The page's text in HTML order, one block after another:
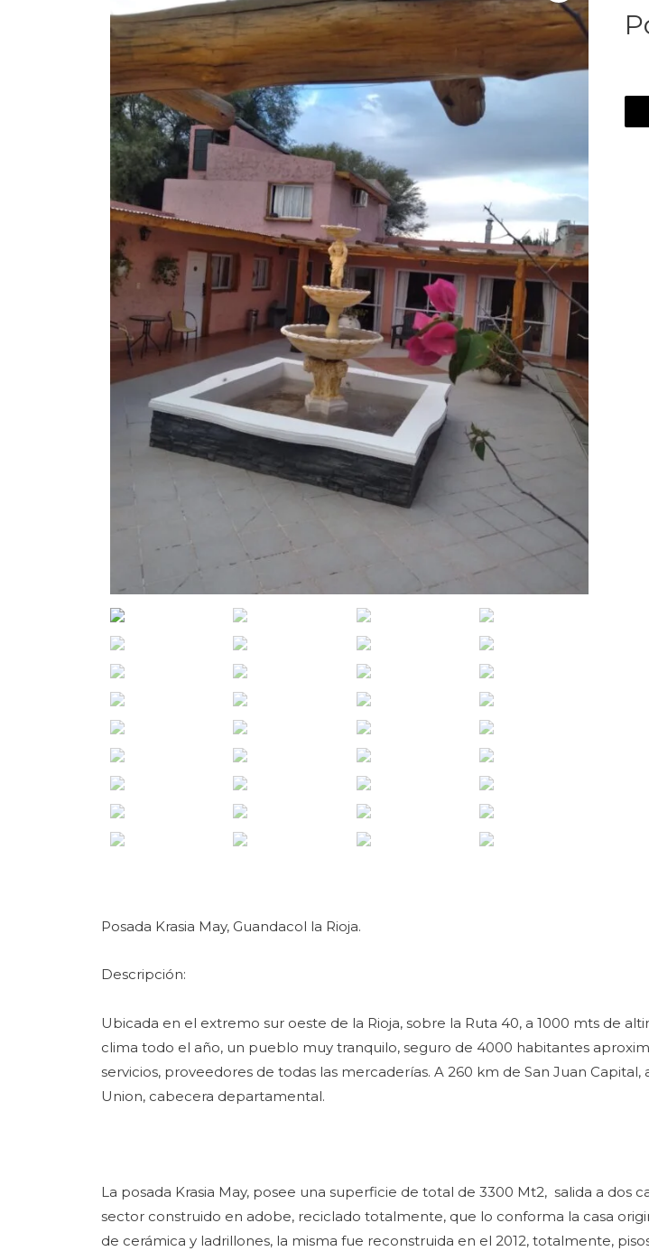
Posada Krasia May, Guandacol la Rioja.
Descripción:
Ubicada en el extremo sur oeste de la Rioja, sobre la Ruta 40, a 1000 mts de
clima todo el año, un pueblo muy tranquilo, seguro de 4000 habitantes
servicios, proveedores de todas las mercaderías. A 260 km de San Juan
Union, cabecera departamental.
La posada Krasia May, posee una superficie de total de 3300 Mt2, salida a
sector construido en adobe, reciclado totalmente, que lo conforma la casa
de cerámica y ladrillones, la misma fue reconstruida en el 2012, totalmente,